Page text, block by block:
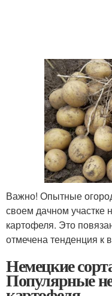
Важно! Опытные
своем дачном участке
картофеля. Это
отмечена тенденция к
Немецкие
Популярные